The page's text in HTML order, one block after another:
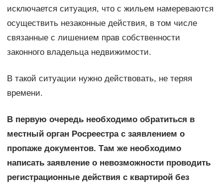
исключается ситуация, что с жильем намереваются
осуществить незаконные действия, в том числе
связанные с лишением прав собственности
законного владельца недвижимости.
В такой ситуации нужно действовать, не теряя
времени.
В первую очередь необходимо обратиться в
местный орган Росреестра с заявлением о
пропаже документов. Там же необходимо
написать заявление о невозможности проводить
регистрационные действия с квартирой без